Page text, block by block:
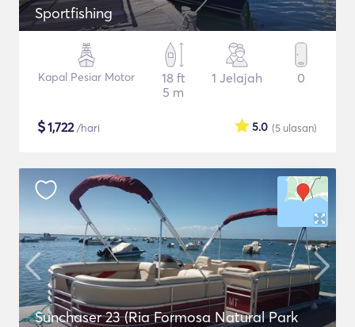
Sportfishing
Kapal Pesiar Motor
18 ft
5 m
1 Jelajah 0
$1,722/hari (5 ulasan)
5.0
Sunchaser 23 (Ria Formosa Natural Park